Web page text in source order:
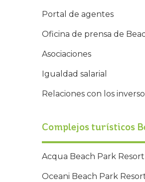
Portal de agentes
Oficina de prensa de
Asociaciones
Igualdad salarial
Relaciones con los
Complejos turísticos
Acqua Beach Park Resort
Oceani Beach Park